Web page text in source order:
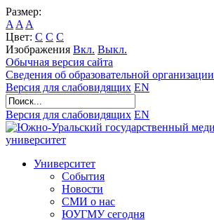
Размер:
A A A
Цвет: C C C
Изображения Вкл. Выкл.
Обычная версия сайта
Сведения об образовательной организации
Версия для слабовидящих EN
Версия для слабовидящих EN
Университет
События
Новости
СМИ о нас
ЮУГМУ сегодня